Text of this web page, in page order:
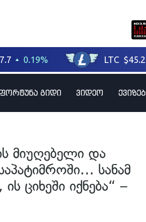
გიდი ვიდეო
მიუღებელი და
სანამ
ციხეში იქნება“ –